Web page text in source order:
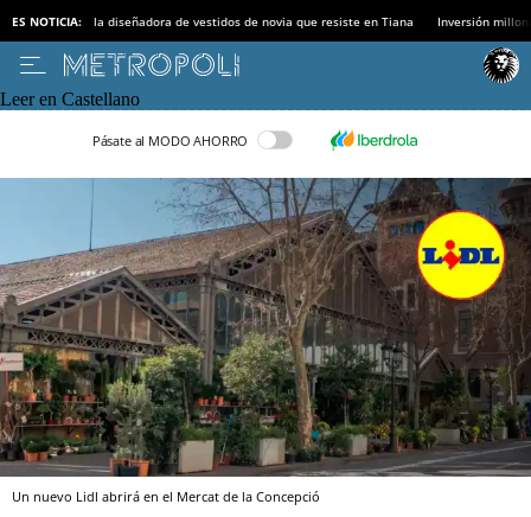
ES NOTICIA: la diseñadora de vestidos de novia que resiste en Tiana Inversión
Leer en Castellano
Pásate al MODO AHORRO
Un nuevo Lidl abrirá en el Mercat de la Concepció